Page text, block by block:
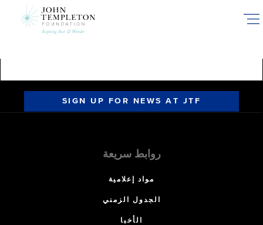
SIGN UP FOR NEWS AT JTF
روابط سريعة
مواد إعلامية
الجدول الزمني
الأخبا